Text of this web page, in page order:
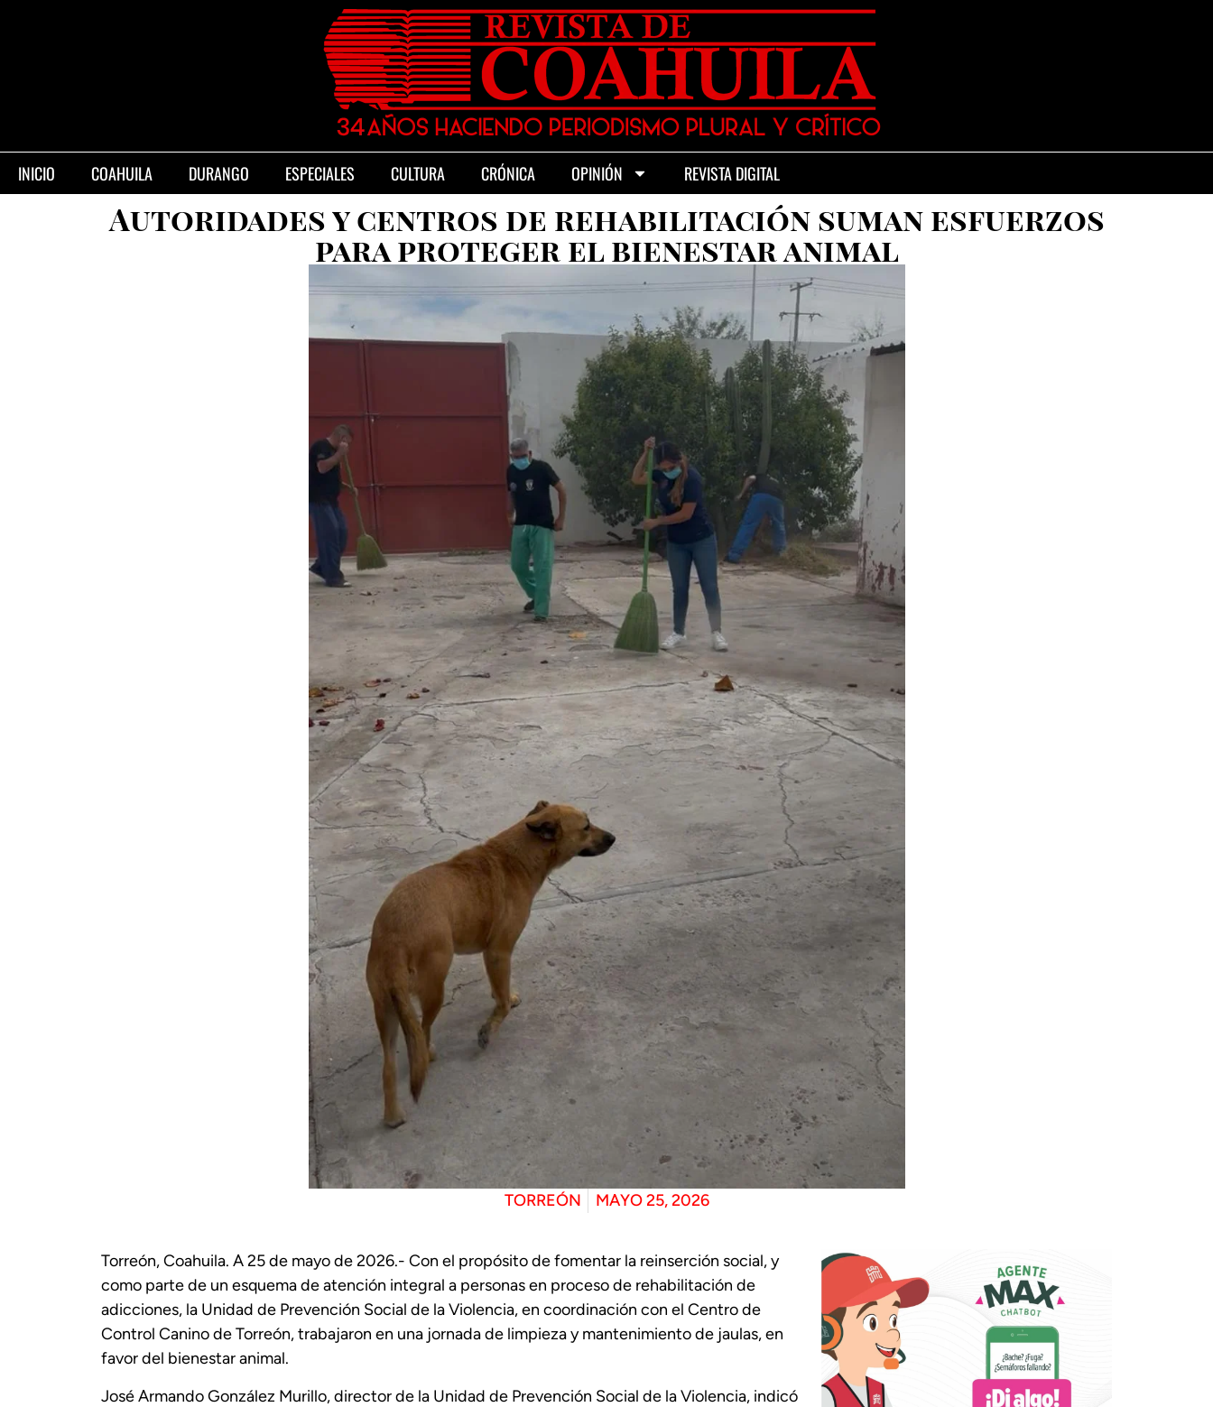
INICIO COAHUILA DURANGO ESPECIALES CULTURA CRÓNICA OPINIÓN REVISTA DIGITAL
Autoridades y centros de rehabilitación suman esfuerzos
para proteger el bienestar animal
TORREÓN MAYO 25, 2026
Torreón, Coahuila. A 25 de mayo de 2026.- Con el propósito de fomentar la reinserción social, y
como parte de un esquema de atención integral a personas en proceso de rehabilitación de
adicciones, la Unidad de Prevención Social de la Violencia, en coordinación con el Centro de
Control Canino de Torreón, trabajaron en una jornada de limpieza y mantenimiento de jaulas, en
favor del bienestar animal.
José Armando González Murillo, director de la Unidad de Prevención Social de la Violencia, indicó